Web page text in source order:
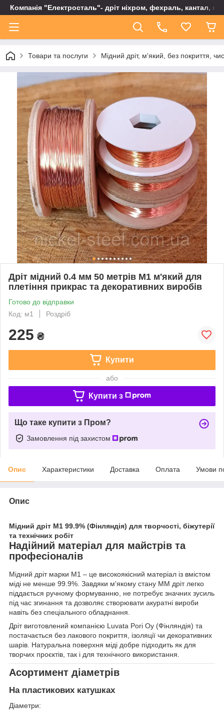
Компанія "Електросталь"- дріт ніхром, фехраль, кантал,
Товари та послуги Мідний дріт, м'який, без покриття,
Дріт мідний 0.4 мм 50 метрів М1 м'який для
плетіння прикрас та декоративних виробів
Готово до відправки
Код: м1
Роздріб
225 ₴
Купити
або
Купити з
Що таке купити з Пром?
Замовлення під захистом
Опис Характеристики Доставка Оплата Умови
Опис
Мідний дріт М1 99.9% (Фінляндія) для творчості, біжутерії
та технічних робіт
Надійний матеріал для майстрів та
професіоналів
Мідний дріт марки М1 – це високоякісний матеріал із вмістом
міді не менше 99.9%. Завдяки м'якому стану ММ дріт легко
піддається ручному формуванню, не потребує значних зусиль
під час згинання та дозволяє створювати акуратні вироби
навіть без спеціального обладнання.
Дріт виготовлений компанією Luvata Pori Oy (Фінляндія) та
постачається без лакового покриття, ізоляції чи декоративних
шарів. Натуральна поверхня міді добре підходить як для
творчих проєктів, так і для технічного використання.
Асортимент діаметрів
На пластикових катушках
Діаметри: